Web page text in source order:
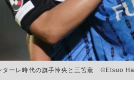
ターレ時代の旗手怜央と三笘薫 ©Etsuo